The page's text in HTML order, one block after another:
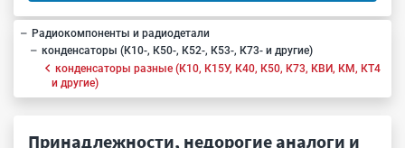
Радиокомпоненты и радиодетали
конденсаторы (К10-, К50-, К52-, К53-, К73- и другие)
конденсаторы разные (К10, К15У, К40, К50, К73, КВИ, КМ, КТ4
и другие)
Принадлежности, недорогие аналоги и